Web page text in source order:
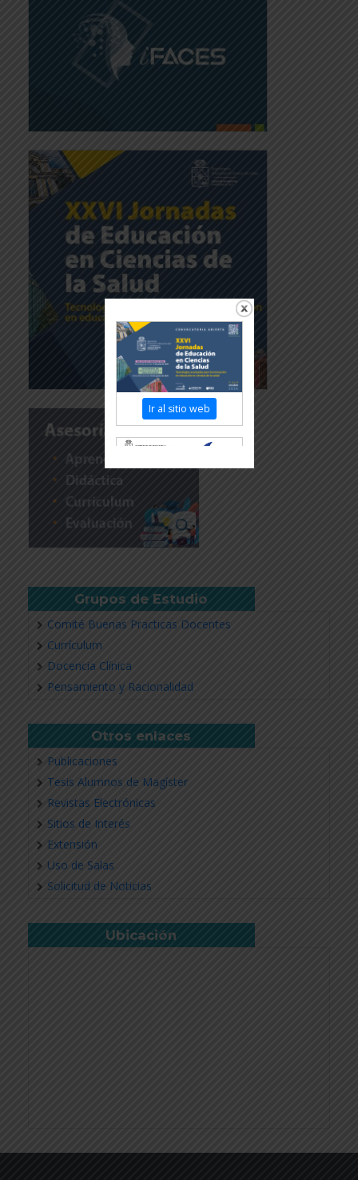
Grupos de Estudio
Comité Buenas Practicas Docentes
Currículum
Docencia Clínica
Pensamiento y Racionalidad
Otros enlaces
Publicaciones
Tesis Alumnos de Magíster
Revistas Electrónicas
Sitios de Interés
Extensión
Uso de Salas
Solicitud de Noticias
Ubicación
Ir al sitio web
Revisar más información